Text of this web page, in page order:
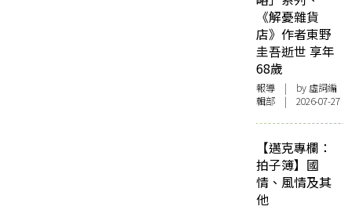
《解憂雜貨
店》作者東野
圭吾逝世 享年
68歲
報導 | by 虛詞編
輯部 | 2026-07-27
【邁克專欄：
拍子簿】國
情、風情及其
他